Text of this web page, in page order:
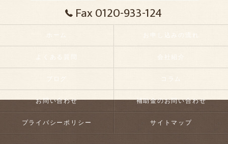
Fax 0120-933-124
ホーム お申し込みの流れ
よくある質問 会社紹介
ブログ コラム
お問い合わせ 補助金のお問い合わせ
プライバシーポリシー サイトマップ